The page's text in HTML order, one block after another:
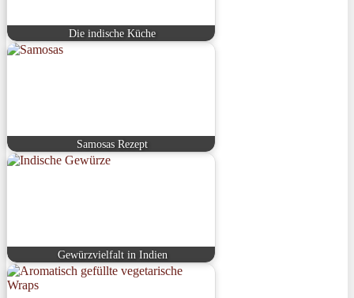
Die indische Küche
Samosas Rezept
Gewürzvielfalt in Indien